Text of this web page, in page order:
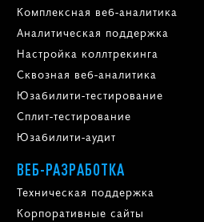
Комплексная веб-аналитика
Аналитическая поддержка
Настройка коллтрекинга
Сквозная веб-аналитика
Юзабилити-тестирование
Сплит-тестирование
Юзабилити-аудит
ВЕБ-РАЗРАБОТКА
Техническая поддержка
Корпоративные сайты